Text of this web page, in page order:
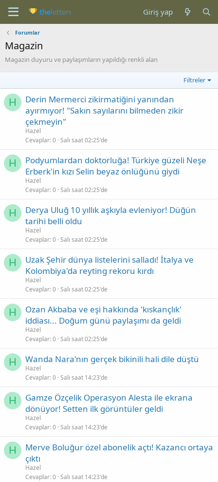
Giriş yap
Forumlar
Magazin
Magazin duyuru ve paylaşımların yapıldığı renkli alan
Filtreler
H
Derin Mermerci zikirmatiğini yanından
ayırmıyor! "Sakın sayılarını bilmeden zikir
çekmeyin"
Hazel
Cevaplar 0 Salı saat 02:25'de
H
Podyumlardan doktorluğa! Türkiye güzeli Neşe
Erberk'in kızı Selin beyaz önlüğünü giydi
Hazel
Cevaplar 0 Salı saat 02:25'de
H
Derya Uluğ 10 yıllık aşkıyla evleniyor! Düğün
tarihi belli oldu
Hazel
Cevaplar 0 Salı saat 02:25'de
H
Uzak Şehir dünya listelerini salladı! İtalya ve
Kolombiya'da reyting rekoru kırdı
Hazel
Cevaplar 0 Salı saat 02:25'de
H
Ozan Akbaba ve eşi hakkında 'kıskançlık'
iddiası... Doğum günü paylaşımı da geldi
Hazel
Cevaplar 0 Salı saat 02:25'de
H Wanda Nara'nın gerçek bikinili hali dile düştü
Hazel
Cevaplar 0 Salı saat 14:23'de
H
Gamze Özçelik Operasyon Alesta ile ekrana
dönüyor! Setten ilk görüntüler geldi
Hazel
Cevaplar 0 Salı saat 14:23'de
H
Merve Boluğur özel abonelik açtı! Kazancı ortaya
çıktı
Hazel
Cevaplar 0 Salı saat 14:23'de